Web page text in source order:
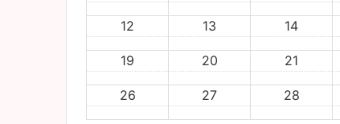
12 13 14
19 20 21
26 27 28